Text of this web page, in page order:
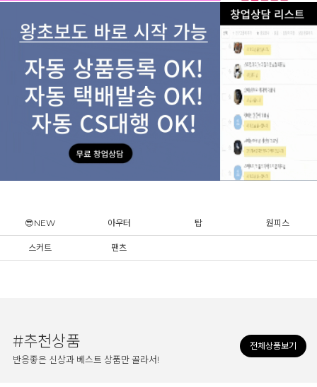
😎NEW 아우터 탑 원피스
스커트 팬츠
전체상품보기
#추천상품
반응좋은 신상과 베스트 상품만 골라서!